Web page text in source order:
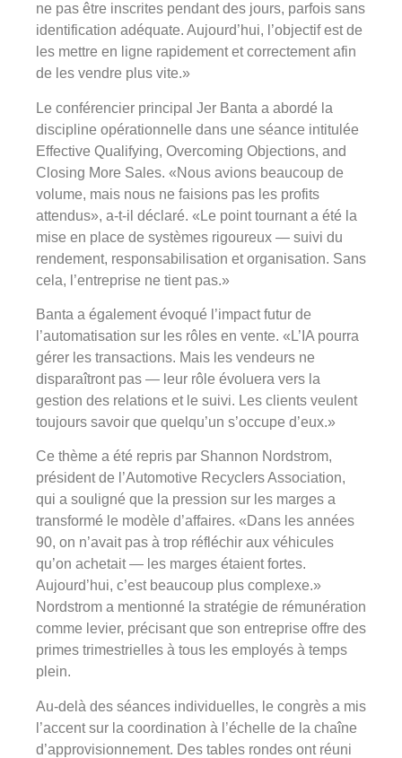
ne pas être inscrites pendant des jours, parfois sans
identification adéquate. Aujourd’hui, l’objectif est de
les mettre en ligne rapidement et correctement afin
de les vendre plus vite.»
Le conférencier principal Jer Banta a abordé la
discipline opérationnelle dans une séance intitulée
Effective Qualifying, Overcoming Objections, and
Closing More Sales. «Nous avions beaucoup de
volume, mais nous ne faisions pas les profits
attendus», a-t-il déclaré. «Le point tournant a été la
mise en place de systèmes rigoureux — suivi du
rendement, responsabilisation et organisation. Sans
cela, l’entreprise ne tient pas.»
Banta a également évoqué l’impact futur de
l’automatisation sur les rôles en vente. «L’IA pourra
gérer les transactions. Mais les vendeurs ne
disparaîtront pas — leur rôle évoluera vers la
gestion des relations et le suivi. Les clients veulent
toujours savoir que quelqu’un s’occupe d’eux.»
Ce thème a été repris par Shannon Nordstrom,
président de l’Automotive Recyclers Association,
qui a souligné que la pression sur les marges a
transformé le modèle d’affaires. «Dans les années
90, on n’avait pas à trop réfléchir aux véhicules
qu’on achetait — les marges étaient fortes.
Aujourd’hui, c’est beaucoup plus complexe.»
Nordstrom a mentionné la stratégie de rémunération
comme levier, précisant que son entreprise offre des
primes trimestrielles à tous les employés à temps
plein.
Au-delà des séances individuelles, le congrès a mis
l’accent sur la coordination à l’échelle de la chaîne
d’approvisionnement. Des tables rondes ont réuni